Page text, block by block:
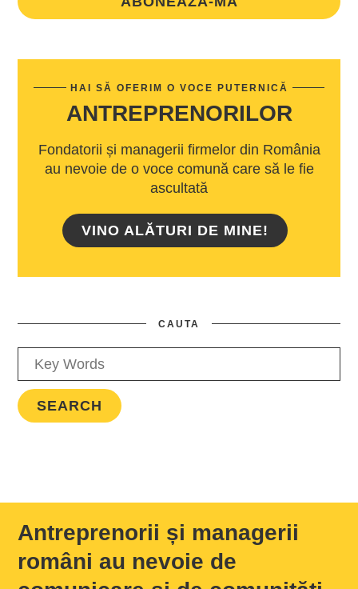
HAI SĂ OFERIM O VOCE PUTERNICĂ
ANTREPRENORILOR
Fondatorii și managerii firmelor din România
au nevoie de o voce comună care să le fie
ascultată
VINO ALĂTURI DE MINE!
CAUTA
Antreprenorii și managerii
români au nevoie de